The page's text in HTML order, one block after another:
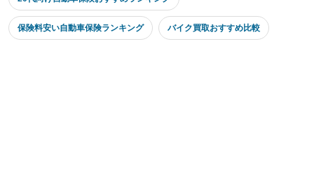
保険料安い自動車保険ランキング バイク買取おすすめ比較